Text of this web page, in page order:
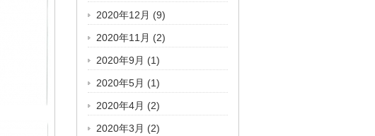
2020年12月 (9)
2020年11月 (2)
2020年9月 (1)
2020年5月 (1)
2020年4月 (2)
2020年3月 (2)